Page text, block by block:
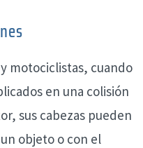
motociclistas, cuando
en una colisión
sus cabezas pueden
objeto o con el